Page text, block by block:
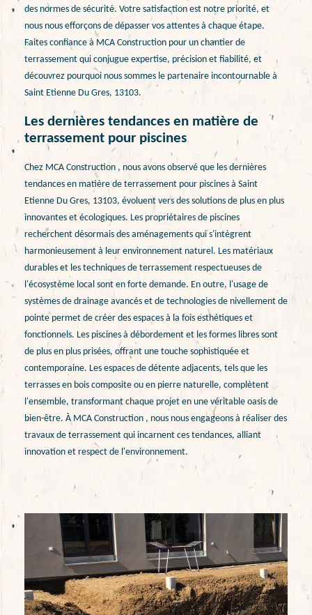
des normes de sécurité. Votre satisfaction est notre priorité, et
nous nous efforçons de dépasser vos attentes à chaque étape.
Faites confiance à MCA Construction pour un chantier de
terrassement qui conjugue expertise, précision et fiabilité, et
découvrez pourquoi nous sommes le partenaire incontournable à
Saint Etienne Du Gres, 13103.
Les dernières tendances en matière de
terrassement pour piscines
Chez MCA Construction , nous avons observé que les dernières
tendances en matière de terrassement pour piscines à Saint
Etienne Du Gres, 13103, évoluent vers des solutions de plus en plus
innovantes et écologiques. Les propriétaires de piscines
recherchent désormais des aménagements qui s'intègrent
harmonieusement à leur environnement naturel. Les matériaux
durables et les techniques de terrassement respectueuses de
l'écosystème local sont en forte demande. En outre, l'usage de
systèmes de drainage avancés et de technologies de nivellement de
pointe permet de créer des espaces à la fois esthétiques et
fonctionnels. Les piscines à débordement et les formes libres sont
de plus en plus prisées, offrant une touche sophistiquée et
contemporaine. Les espaces de détente adjacents, tels que les
terrasses en bois composite ou en pierre naturelle, complètent
l'ensemble, transformant chaque projet en une véritable oasis de
bien-être. À MCA Construction , nous nous engageons à réaliser des
travaux de terrassement qui incarnent ces tendances, alliant
innovation et respect de l'environnement.